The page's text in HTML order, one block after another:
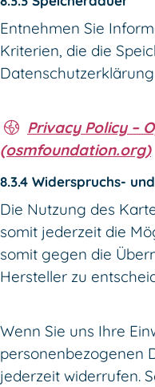
Entnehmen Sie
Kriterien, die die
Privacy Policy –
(osmfoundation.org)
8.3.4 Widerspruchs-
Die Nutzung des
somit jederzeit die
somit gegen die
Hersteller zu
Wenn Sie uns Ihre
personenbezogenen
jederzeit widerrufen.